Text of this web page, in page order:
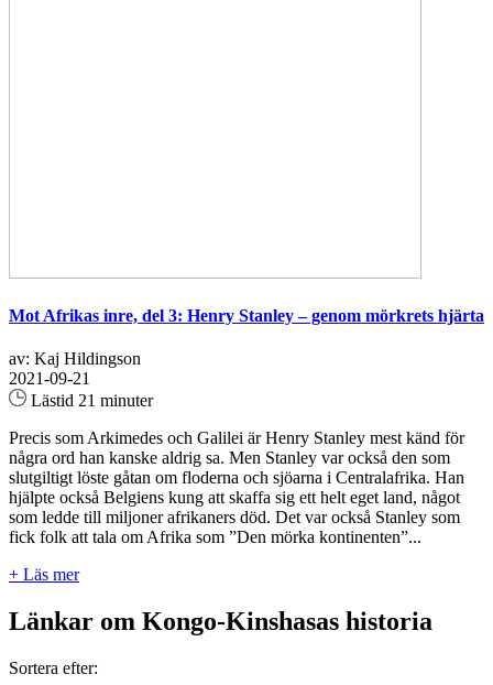
Mot Afrikas inre, del 3: Henry Stanley – genom mörkrets hjärta
av: Kaj Hildingson
2021-09-21
Lästid 21 minuter
Precis som Arkimedes och Galilei är Henry Stanley mest känd för
några ord han kanske aldrig sa. Men Stanley var också den som
slutgiltigt löste gåtan om floderna och sjöarna i Centralafrika. Han
hjälpte också Belgiens kung att skaffa sig ett helt eget land, något
som ledde till miljoner afrikaners död. Det var också Stanley som
fick folk att tala om Afrika som ”Den mörka kontinenten”...
+ Läs mer
Länkar om Kongo-Kinshasas historia
Sortera efter: